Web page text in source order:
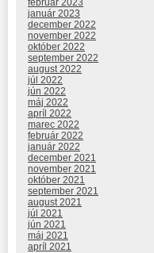
január 2023
december 2022
november 2022
október 2022
september 2022
august 2022
júl 2022
jún 2022
máj 2022
apríl 2022
marec 2022
február 2022
január 2022
december 2021
november 2021
október 2021
september 2021
august 2021
júl 2021
jún 2021
máj 2021
apríl 2021